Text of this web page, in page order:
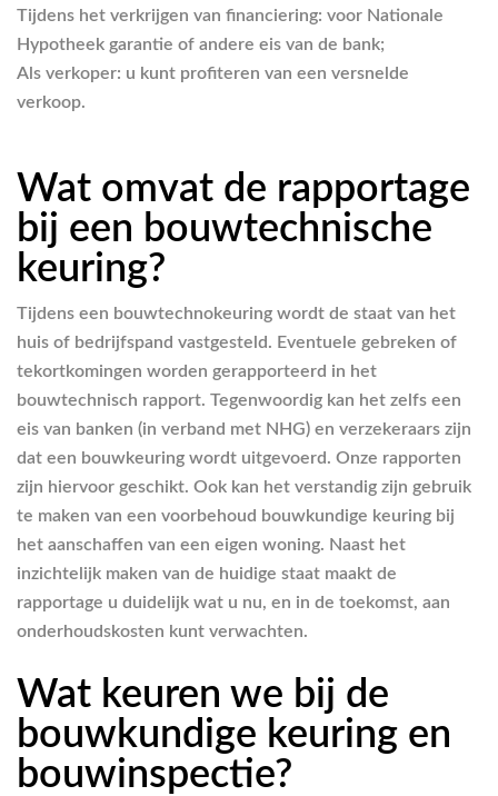
Tijdens het verkrijgen van financiering: voor Nationale
Hypotheek garantie of andere eis van de bank;
Als verkoper: u kunt profiteren van een versnelde
verkoop.
Wat omvat de rapportage
bij een bouwtechnische
keuring?
Tijdens een bouwtechnokeuring wordt de staat van het
huis of bedrijfspand vastgesteld. Eventuele gebreken of
tekortkomingen worden gerapporteerd in het
bouwtechnisch rapport. Tegenwoordig kan het zelfs een
eis van banken (in verband met NHG) en verzekeraars zijn
dat een bouwkeuring wordt uitgevoerd. Onze rapporten
zijn hiervoor geschikt. Ook kan het verstandig zijn gebruik
te maken van een voorbehoud bouwkundige keuring bij
het aanschaffen van een eigen woning. Naast het
inzichtelijk maken van de huidige staat maakt de
rapportage u duidelijk wat u nu, en in de toekomst, aan
onderhoudskosten kunt verwachten.
Wat keuren we bij de
bouwkundige keuring en
bouwinspectie?